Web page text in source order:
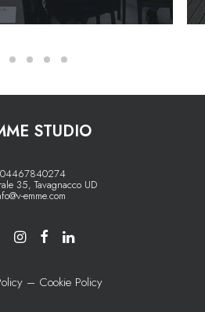
STUDIO
35, Tavagnacco UD
emme.com
– Cookie Policy